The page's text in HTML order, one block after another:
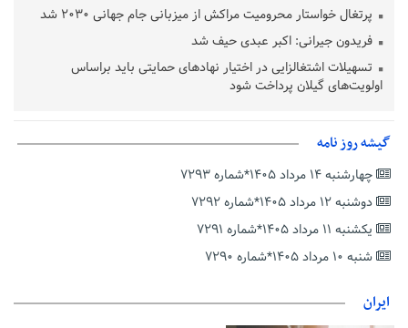
پرتغال خواستار محرومیت مراکش از میزبانی جام جهانی ۲۰۳۰ شد
فریدون جیرانی: اکبر عبدی حیف شد
تسهیلات اشتغالزایی در اختیار نهادهای حمایتی باید براساس
اولویت‌های گیلان پرداخت شود
دفتر رهبر انقلاب: مطالب خارج از مراجع رسمی فاقد سندیت است
بقائی: فضای مذاکرات فنی و سیاسی ایران و عمان درباره تنگه هرمز،
مثبت است
رئیس سازمان جهاد کشاورزی استان: کشاورزان گیلان نسبت به
دریافت یارانه کود اقدام کنند
گیشه روز نامه
چهارشنبه ۱۴ مرداد ۱۴۰۵*شماره ۷۲۹۳
دوشنبه ۱۲ مرداد ۱۴۰۵*شماره ۷۲۹۲
یکشنبه ۱۱ مرداد ۱۴۰۵*شماره ۷۲۹۱
شنبه ۱۰ مرداد ۱۴۰۵*شماره ۷۲۹۰
ایران